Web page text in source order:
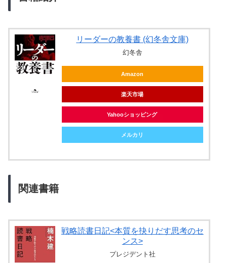
リーダーの教養書 (幻冬舎文庫)
幻冬舎
Amazon
楽天市場
Yahooショッピング
メルカリ
関連書籍
戦略読書日記<本質を抉りだす思考のセ
ンス>
プレジデント社